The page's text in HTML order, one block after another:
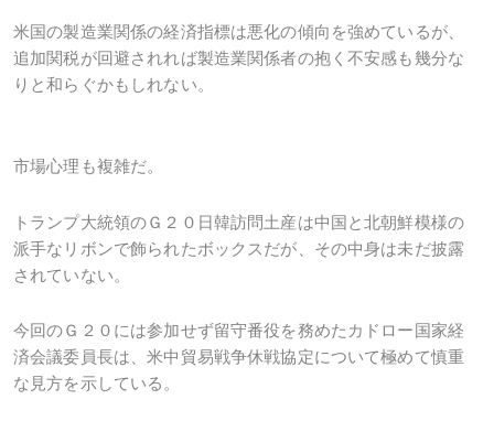
米国の製造業関係の経済指標は悪化の傾向を強めているが、
追加関税が回避されれば製造業関係者の抱く不安感も幾分な
りと和らぐかもしれない。
市場心理も複雑だ。
トランプ大統領のＧ２０日韓訪問土産は中国と北朝鮮模様の
派手なリボンで飾られたボックスだが、その中身は未だ披露
されていない。
今回のＧ２０には参加せず留守番役を務めたカドロー国家経
済会議委員長は、米中貿易戦争休戦協定について極めて慎重
な見方を示している。